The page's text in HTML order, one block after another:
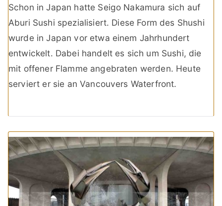
Schon in Japan hatte Seigo Nakamura sich auf
Aburi Sushi spezialisiert. Diese Form des Shushi
wurde in Japan vor etwa einem Jahrhundert
entwickelt. Dabei handelt es sich um Sushi, die
mit offener Flamme angebraten werden. Heute
serviert er sie an Vancouvers Waterfront.